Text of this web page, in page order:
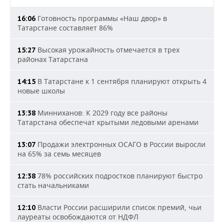
16:06 Готовность программы «Наш двор» в
Татарстане составляет 86%
15:27 Высокая урожайность отмечается в трех
районах Татарстана
14:15 В Татарстане к 1 сентября планируют открыть 4
новые школы
13:38 Минниханов: К 2029 году все районы
Татарстана обеспечат крытыми ледовыми аренами
13:07 Продажи электронных ОСАГО в России выросли
на 65% за семь месяцев
12:38 78% российских подростков планируют быстро
стать начальниками
12:10 Власти России расширили список премий, чьи
лауреаты освобождаются от НДФЛ